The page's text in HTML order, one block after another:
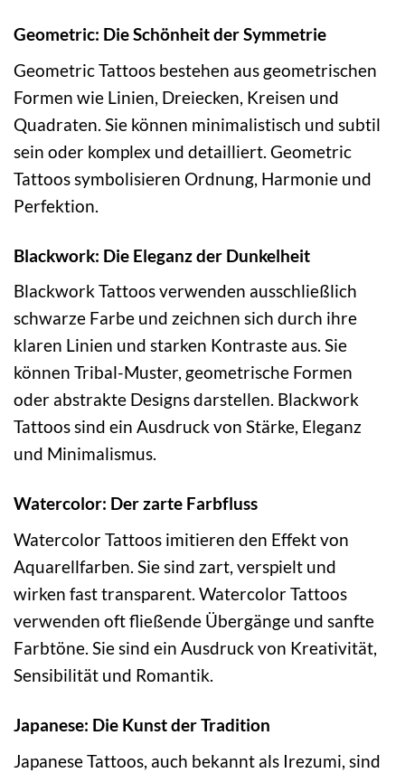
Geometric: Die Schönheit der Symmetrie
Geometric Tattoos bestehen aus geometrischen
Formen wie Linien, Dreiecken, Kreisen und
Quadraten. Sie können minimalistisch und subtil
sein oder komplex und detailliert. Geometric
Tattoos symbolisieren Ordnung, Harmonie und
Perfektion.
Blackwork: Die Eleganz der Dunkelheit
Blackwork Tattoos verwenden ausschließlich
schwarze Farbe und zeichnen sich durch ihre
klaren Linien und starken Kontraste aus. Sie
können Tribal-Muster, geometrische Formen
oder abstrakte Designs darstellen. Blackwork
Tattoos sind ein Ausdruck von Stärke, Eleganz
und Minimalismus.
Watercolor: Der zarte Farbfluss
Watercolor Tattoos imitieren den Effekt von
Aquarellfarben. Sie sind zart, verspielt und
wirken fast transparent. Watercolor Tattoos
verwenden oft fließende Übergänge und sanfte
Farbtöne. Sie sind ein Ausdruck von Kreativität,
Sensibilität und Romantik.
Japanese: Die Kunst der Tradition
Japanese Tattoos, auch bekannt als Irezumi, sind